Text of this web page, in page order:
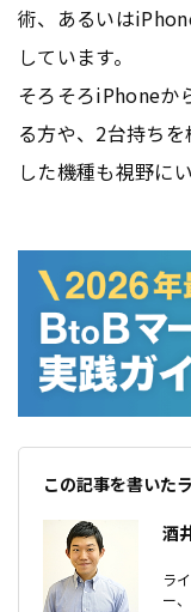
術、あるいは
しています。
そろそろiPhoneか
る方や、2台持ち
した機種も視野に
この記事を書いた
酒
ラ
ー